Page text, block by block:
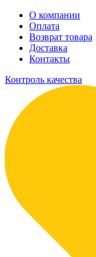
О компании
Оплата
Возврат товара
Доставка
Контакты
Контроль качества